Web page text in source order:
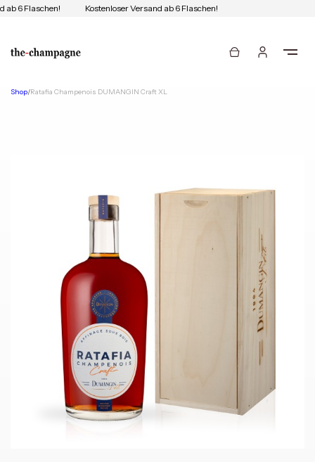
ab 6 Flaschen! Kostenloser Versand ab 6 Flaschen!
Shop/Ratafia Champenois DUMANGIN Craft XL